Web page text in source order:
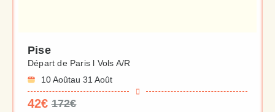
Pise
Départ de Paris l Vols A/R
10 Aoûtau 31 Août
42€ 172€